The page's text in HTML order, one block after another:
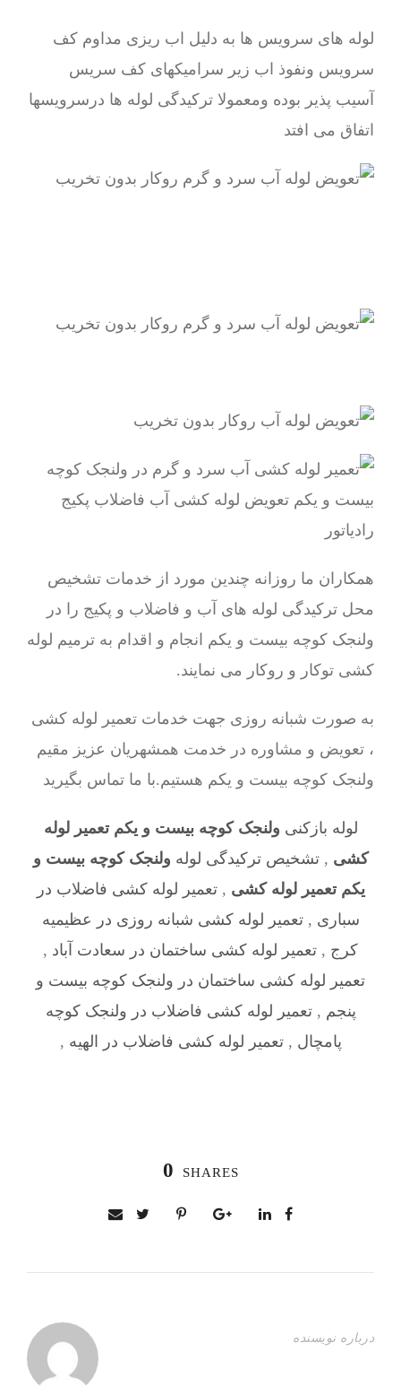
لوله های سرویس ها به دلیل اب ریزی مداوم کف
سرویس ونفوذ اب زیر سرامیکهای کف سریس
آسیب پذیر بوده ومعمولا ترکیدگی لوله ها درسرویسها
اتفاق می افتد
همکاران ما روزانه چندین مورد از خدمات تشخیص
محل ترکیدگی لوله های آب و فاضلاب و پکیج را در
ولنجک کوچه بیست و یکم انجام و اقدام به ترمیم لوله
کشی توکار و روکار می نمایند.
به صورت شبانه روزی جهت خدمات تعمیر لوله کشی
، تعویض و مشاوره در خدمت همشهریان عزیز مقیم
ولنجک کوچه بیست و یکم هستیم.با ما تماس بگیرید
لوله بازکنی ولنجک کوچه بیست و یکم تعمیر لوله
کشی ,تشخیص ترکیدگی لوله ولنجک کوچه بیست و
یکم تعمیر لوله کشی ,تعمیر لوله کشی فاضلاب در
سباری ,تعمیر لوله کشی شبانه روزی در عظیمیه
کرج , تعمیر لوله کشی ساختمان در سعادت آباد ,
تعمیر لوله کشی ساختمان در ولنجک کوچه بیست و
پنجم ,تعمیر لوله کشی فاضلاب در ولنجک کوچه
پامچال ,تعمیر لوله کشی فاضلاب در الهیه ,
0 SHARES
درباره نویسنده